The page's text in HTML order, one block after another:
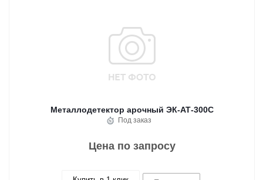
Металлодетектор арочный ЭК-АТ-300С
Под заказ
Цена по запросу